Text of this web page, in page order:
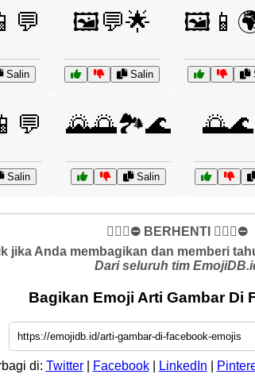
Salin
🖼️💬🌟
Salin
Salin
🌄🌅🏞️🌊
Salin
✋🏻🛑⛔️ BERHENTI ✋🏻🛑⛔️
jika Anda membagikan dan memberi
Dari seluruh tim
Bagikan Emoji Arti Gambar Di
di: Twitter| Facebook| LinkedIn